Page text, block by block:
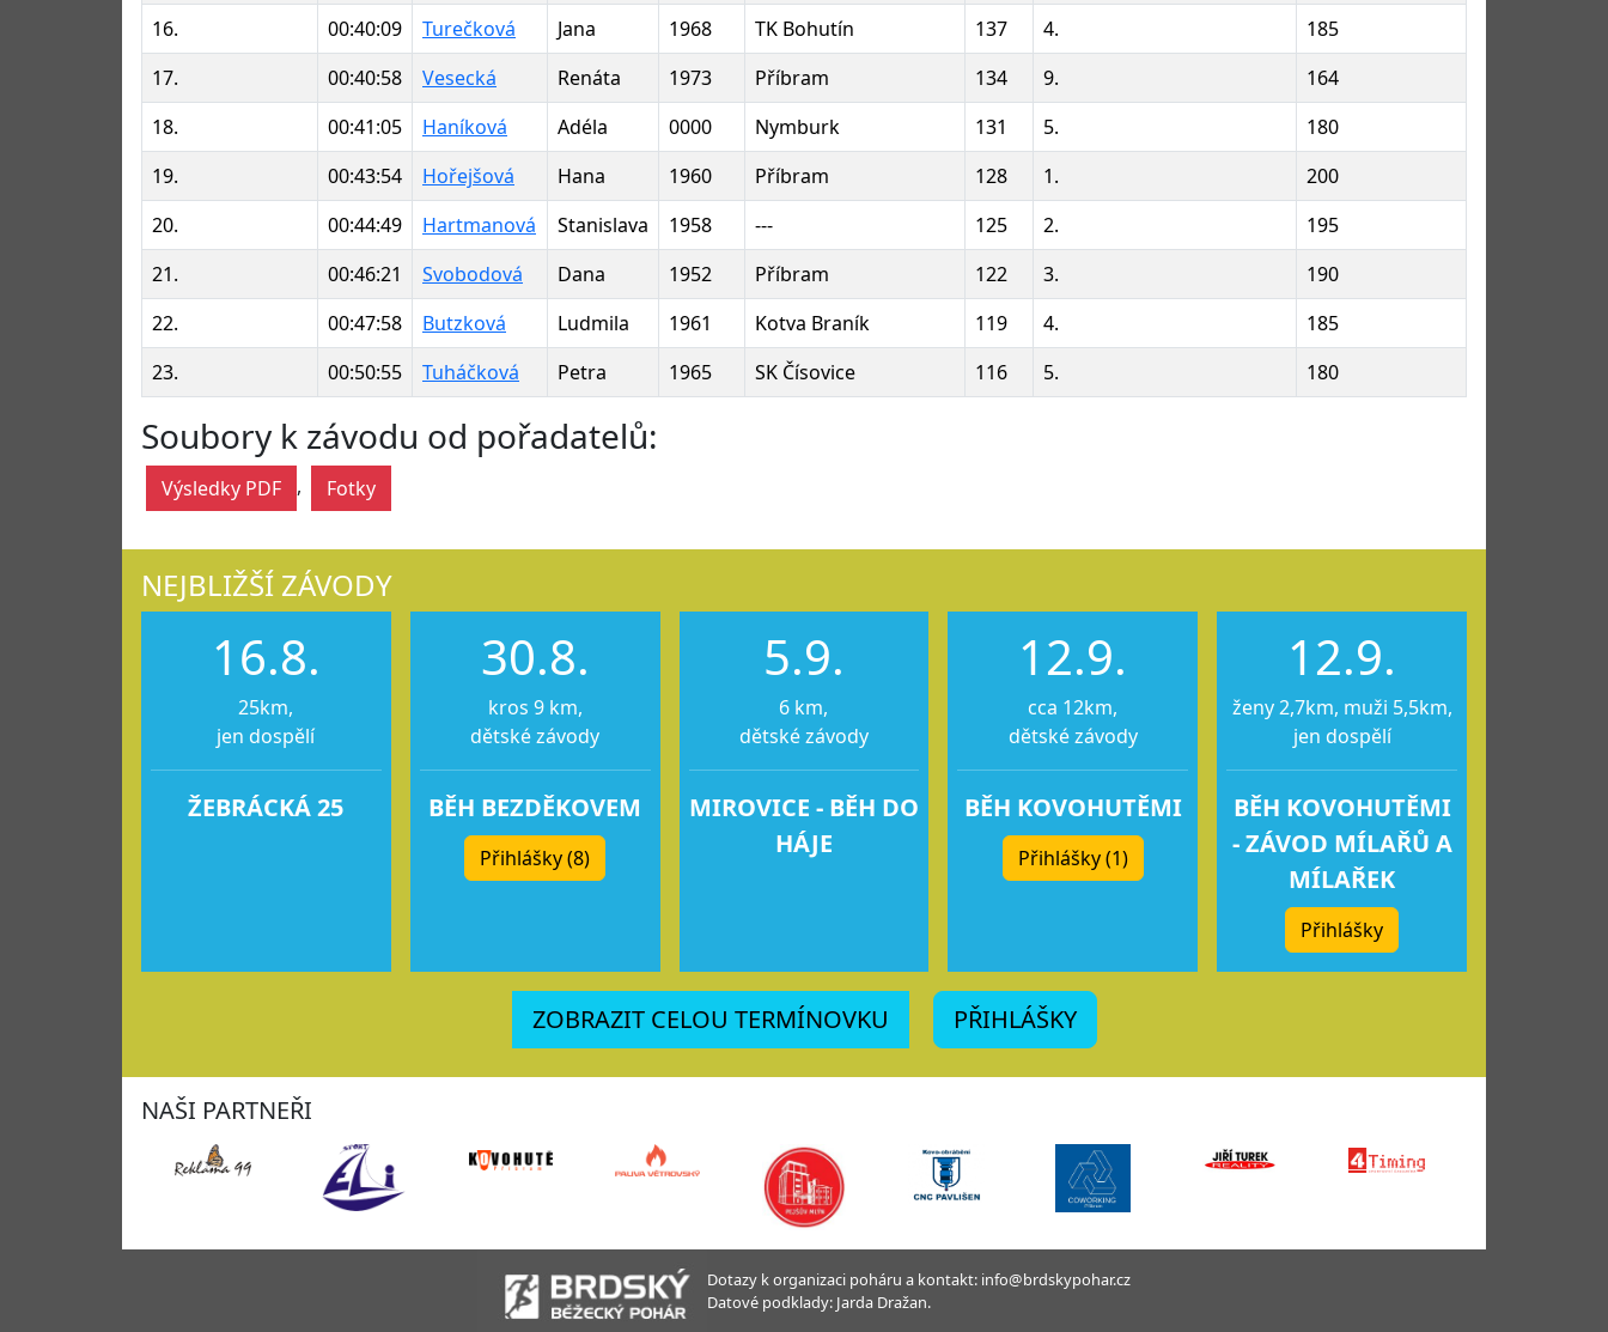
16.
00:40:09 Turečková Jana 1968 TK Bohutín 137 4.
185
17.
00:40:58 Vesecká Renáta 1973 Příbram 134 9.
164
18.
00:41:05 Haníková Adéla 0000 Nymburk 131 5.
180
19.
00:43:54 Hořejšová Hana 1960 Příbram 128 1.
200
20.
00:44:49 Hartmanová Stanislava 1958 --- 125 2.
195
21.
00:46:21 Svobodová Dana 1952 Příbram 122 3.
190
22.
00:47:58 Butzková Ludmila 1961 Kotva Braník 119 4.
185
23.
00:50:55 Tuháčková Petra 1965 SK Čísovice 116 5. 180
Soubory k závodu od pořadatelů:
Výsledky PDF , Fotky
NEJBLIŽŠÍ ZÁVODY
16.8.
25km,
jen dospělí
ŽEBRÁCKÁ 25
30.8.
kros 9 km,
dětské závody
BĚH BEZDĚKOVEM
Přihlášky (8)
5.9.
6 km,
dětské závody
MIROVICE - BĚH DO
HÁJE
12.9.
cca 12km,
dětské závody
BĚH KOVOHUTĚMI
Přihlášky (1)
12.9.
ženy 2,7km, muži 5,5km,
jen dospělí
BĚH KOVOHUTĚMI
- ZÁVOD MÍLAŘŮ A
MÍLAŘEK
Přihlášky
ZOBRAZIT CELOU TERMÍNOVKU PŘIHLÁŠKY
NAŠI PARTNEŘI
Dotazy k organizaci poháru a kontakt: info@brdskypohar.cz
Datové podklady: Jarda Dražan.